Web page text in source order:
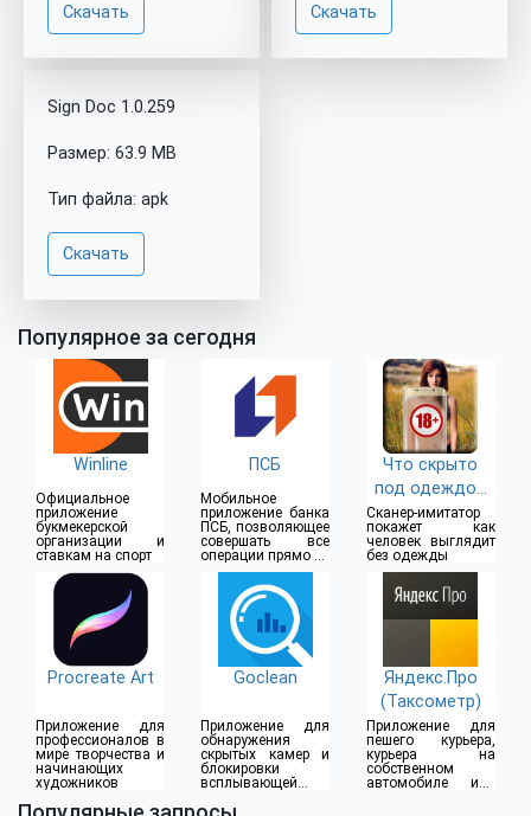
Скачать Скачать
Sign Doc 1.0.259
Размер: 63.9 MB
Тип файла: apk
Скачать
Популярное за сегодня
Winline
Официальное
приложение
букмекерской
организации и
ставкам на спорт
ПСБ
Мобильное
приложение банка
ПСБ, позволяющее
совершать все
операции прямо из
дома
Что скрыто
под одеждой
(18+)
Сканер-имитатор
покажет как
человек выглядит
без одежды
Procreate Art
Приложение для
профессионалов в
мире творчества и
начинающих
художников
Goclean
Приложение для
обнаружения
скрытых камер и
блокировки
всплывающей
Яндекс.Про
(Таксометр)
Приложение для
пешего курьера,
курьера на
собственном
автомобиле или